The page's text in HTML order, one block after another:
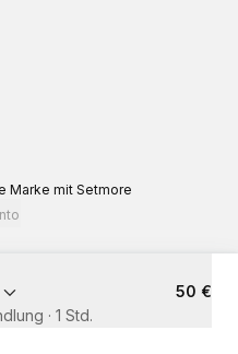
Marke mit Setmore
50 €
· 1 Std.